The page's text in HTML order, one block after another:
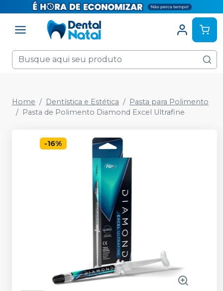
Home Dentística e Estética
Pasta para Polimento
Pasta de Polimento Diamond Excel Ultrafine
-16%